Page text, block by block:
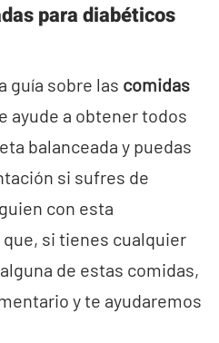
para diabéticos
guía sobre las comidas
ayude a obtener todos
balanceada y puedas
si sufres de
con esta
si tienes cualquier
de estas comidas,
y te ayudaremos